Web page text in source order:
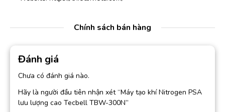
Chính sách bán hàng
Đánh giá
Chưa có đánh giá nào.
Hãy là người đầu tiên nhận xét “Máy tạo khí Nitrogen PSA
lưu lượng cao Tecbell TBW-300N”